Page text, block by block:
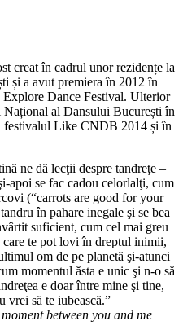
creat în cadrul unor rezidențe la
și a avut premiera în 2012 în
Dance Festival. Ulterior
Național al Dansului București în
festivalul Like CNDB 2014 și în
ne dă lecţii despre tandreţe –
apoi se fac cadou celorlalţi, cum
(“carrots are good for your
în pahare inegale şi se bea
suficient, cum cel mai greu
te pot lovi în dreptul inimii,
om de pe planetă şi-atunci
momentul ăsta e unic şi n-o să
e doar între mine şi tine,
vrei să te iubească.”
between you and me